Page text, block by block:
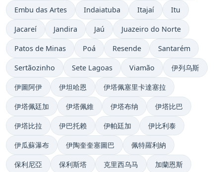
Embu das Artes Indaiatuba Itajaí Itu
Jacareí Jandira Jaú Juazeiro do Norte
Patos de Minas Poá Resende Santarém
Sertãozinho Sete Lagoas Viamão 伊列乌斯
伊圖阿伊 伊坦哈恩 伊塔佩塞里卡達塞拉
伊塔佩廷加 伊塔佩維 伊塔布纳 伊塔比巴
伊塔比拉 伊巴托赖 伊帕廷加 伊比利泰
伊瓜蘇瀑布 伊陶奎奎塞圖巴 佩特羅利納
保利尼亞 保利斯塔 克里西乌马 加蘭恩斯